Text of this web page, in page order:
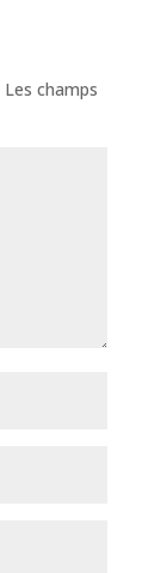
Les champs